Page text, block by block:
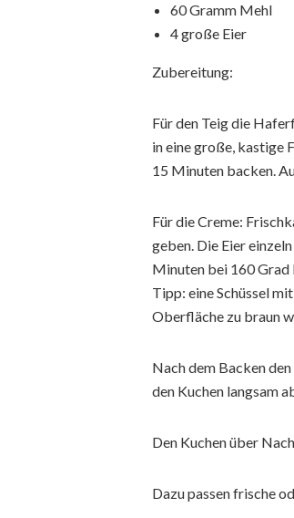
60 Gramm Mehl
4 große Eier
Zubereitung:
Für den Teig die
in eine große, kastige
15 Minuten backen.
Für die Creme:
geben. Die Eier
Minuten bei 160 Grad
Tipp: eine Schüssel
Oberfläche zu braun
Nach dem Backen
den Kuchen langsam
Den Kuchen über
Dazu passen frische